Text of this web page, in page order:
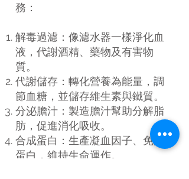
務：
解毒過濾：像濾水器一樣淨化血
液，代謝酒精、藥物及有害物
質。
代謝儲存：轉化營養為能量，調
節血糖，並儲存維生素與鐵質。
分泌膽汁：製造膽汁幫助分解脂
肪，促進消化吸收。
合成蛋白：生產凝血因子、免疫
蛋白，維持生命運作。